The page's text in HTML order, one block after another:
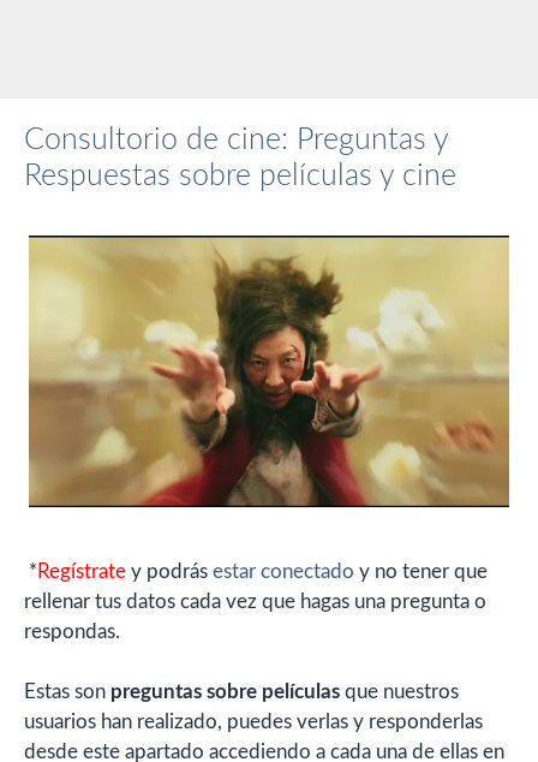
Consultorio de cine: Preguntas y
Respuestas sobre películas y cine
* Regístrate y podrás estar conectado y no tener que
rellenar tus datos cada vez que hagas una pregunta o
respondas.
Estas son preguntas sobre películas que nuestros
usuarios han realizado, puedes verlas y responderlas
desde este apartado accediendo a cada una de ellas en